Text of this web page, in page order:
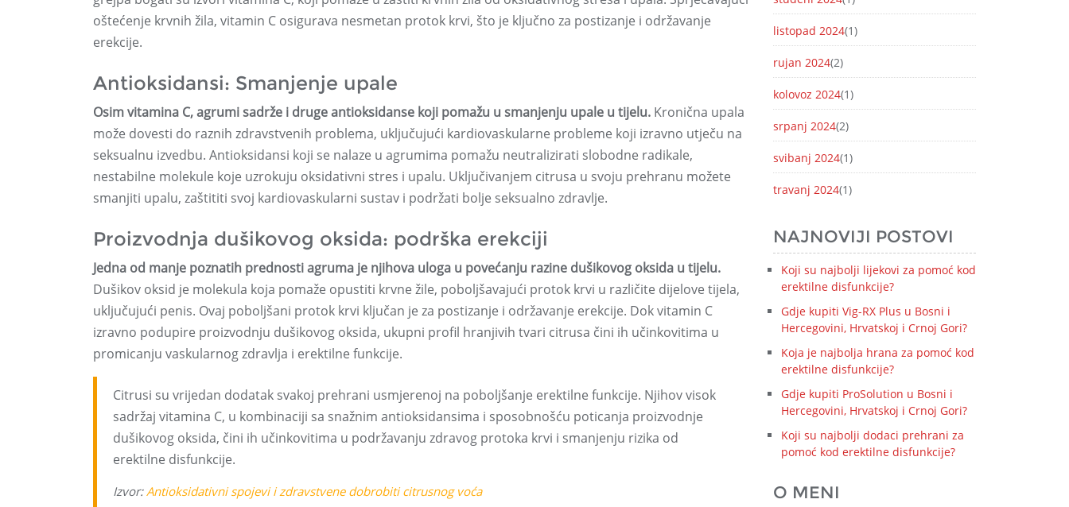
oštećenje krvnih žila, vitamin C osigurava nesmetan protok krvi, što je ključno za postizanje i održavanje
erekcije.
Antioksidansi: Smanjenje upale
Osim vitamina C, agrumi sadrže i druge antioksidanse koji pomažu u smanjenju upale u tijelu. Kronična upala
može dovesti do raznih zdravstvenih problema, uključujući kardiovaskularne probleme koji izravno utječu na
seksualnu izvedbu. Antioksidansi koji se nalaze u agrumima pomažu neutralizirati slobodne radikale,
nestabilne molekule koje uzrokuju oksidativni stres i upalu. Uključivanjem citrusa u svoju prehranu možete
smanjiti upalu, zaštititi svoj kardiovaskularni sustav i podržati bolje seksualno zdravlje.
Proizvodnja dušikovog oksida: podrška erekciji
Jedna od manje poznatih prednosti agruma je njihova uloga u povećanju razine dušikovog oksida u tijelu.
Dušikov oksid je molekula koja pomaže opustiti krvne žile, poboljšavajući protok krvi u različite dijelove tijela,
uključujući penis. Ovaj poboljšani protok krvi ključan je za postizanje i održavanje erekcije. Dok vitamin C
izravno podupire proizvodnju dušikovog oksida, ukupni profil hranjivih tvari citrusa čini ih učinkovitima u
promicanju vaskularnog zdravlja i erektilne funkcije.
Citrusi su vrijedan dodatak svakoj prehrani usmjerenoj na poboljšanje erektilne funkcije. Njihov visok
sadržaj vitamina C, u kombinaciji sa snažnim antioksidansima i sposobnošću poticanja proizvodnje
dušikovog oksida, čini ih učinkovitima u podržavanju zdravog protoka krvi i smanjenju rizika od
erektilne disfunkcije.
Izvor:Antioksidativni spojevi i zdravstvene dobrobiti citrusnog voća
listopad 2024(1)
rujan 2024(2)
kolovoz 2024(1)
srpanj 2024(2)
svibanj 2024(1)
travanj 2024(1)
NAJNOVIJI POSTOVI
Koji su najbolji lijekovi za pomoć kod
erektilne disfunkcije?
Gdje kupiti Vig-RX Plus u Bosni i
Hercegovini, Hrvatskoj i Crnoj Gori?
Koja je najbolja hrana za pomoć kod
erektilne disfunkcije?
Gdje kupiti ProSolution u Bosni i
Hercegovini, Hrvatskoj i Crnoj Gori?
Koji su najbolji dodaci prehrani za
pomoć kod erektilne disfunkcije?
O MENI